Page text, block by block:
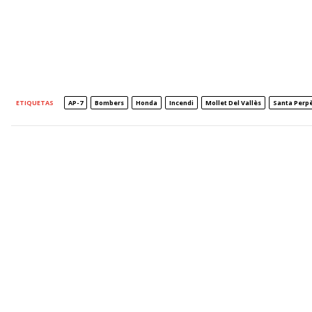
ETIQUETAS AP-7 Bombers Honda Incendi Mollet Del Vallès Santa